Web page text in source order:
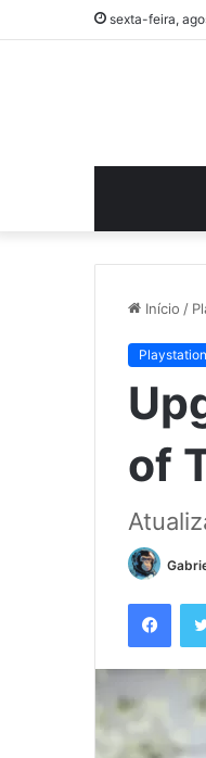
sexta-feira,
Início /
Playstation
of